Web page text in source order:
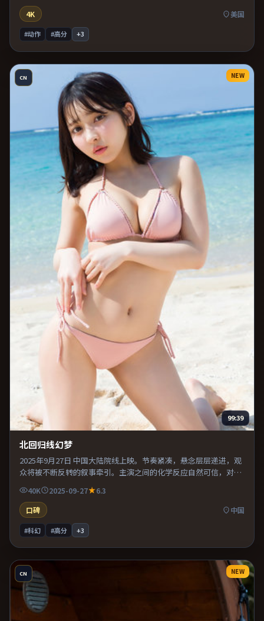
4K
美国
#动作 #高分 +3
CN NEW
99:39
北回归线幻梦
2025年9月27日 中国大陆院线上映。节奏紧凑，悬念层层递进，观
众将被不断反转的叙事牵引。主演之间的化学反应自然可信，对手
戏张力贯穿全片。整体完成度较高，适合周末一口气看完。
40K 2025-09-27
6.3
口碑
中国
#科幻 #高分 +3
CN NEW